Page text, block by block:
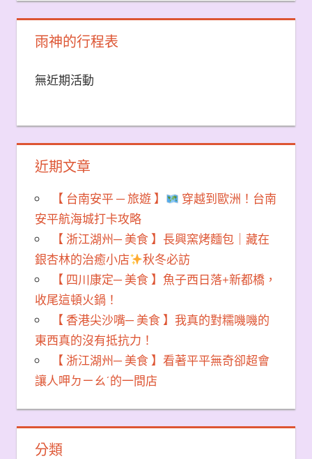
雨神的行程表
無近期活動
近期文章
【 台南安平 ─ 旅遊 】
穿越到歐洲！台南
安平航海城打卡攻略
【 浙江湖州─ 美食 】長興窯烤麵包｜藏在
銀杏林的治癒小店
秋冬必訪
【 四川康定─ 美食 】魚子西日落+新都橋，
收尾這頓火鍋！
【 香港尖沙嘴─ 美食 】我真的對糯嘰嘰的
東西真的沒有抵抗力！
【 浙江湖州─ 美食 】看著平平無奇卻超會
讓人呷ㄉㄧㄠˊ的一間店
分類